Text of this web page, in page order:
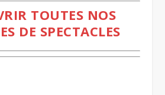
TOUTES NOS
DE SPECTACLES